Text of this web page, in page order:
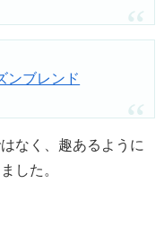
ンブレンド
なく、趣あるように
した。